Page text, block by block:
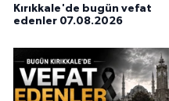
Kırıkkale'de bugün vefat
edenler 07.08.2026